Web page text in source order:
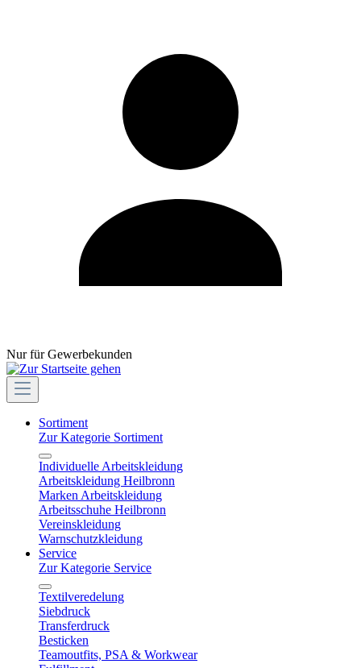
Nur für Gewerbekunden
Sortiment
Zur Kategorie Sortiment
Individuelle Arbeitskleidung
Arbeitskleidung Heilbronn
Marken Arbeitskleidung
Arbeitsschuhe Heilbronn
Vereinskleidung
Warnschutzkleidung
Service
Zur Kategorie Service
Textilveredelung
Siebdruck
Transferdruck
Besticken
Teamoutfits, PSA & Workwear